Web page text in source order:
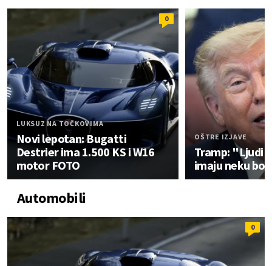
0
LUKSUZ NA TOČKOVIMA
Novi lepotan: Bugatti
Destrier ima 1.500 KS i W16
motor FOTO
OŠTRE IZJAVE
Tramp: "Ljudi
imaju neku
Automobili
0